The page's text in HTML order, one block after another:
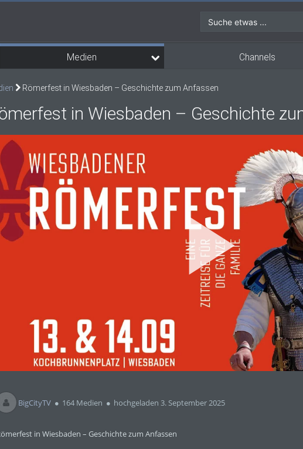
Suche etwas ...
Medien Channels
Römerfest in Wiesbaden – Geschichte zum Anfassen
in Wiesbaden – Geschichte
BigCityTV 164 Medien hochgeladen 3. September 2025
in Wiesbaden – Geschichte zum Anfassen